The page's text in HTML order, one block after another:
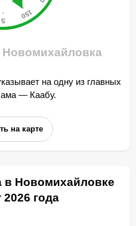
Новомихайловка
на одну из главных
— Каабу.
на карте
в Новомихайловке
2026 года